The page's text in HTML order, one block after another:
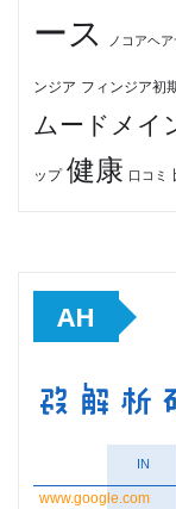
ース
ノコアヘ
ンジア フィンジア初
ムードメイ
ップ 健康 口コミ
AH